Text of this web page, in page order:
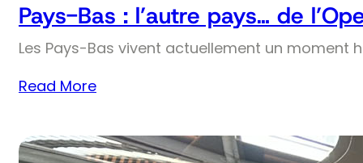
Pays-Bas : l’autre pays… de
Les Pays-Bas vivent actuellement un moment
Read More